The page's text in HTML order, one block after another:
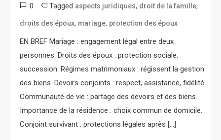
0 Tagged aspects juridiques, droit de la famille,
droits des époux, mariage, protection des époux
EN BREF Mariage : engagement légal entre deux
personnes. Droits des époux : protection sociale,
succession. Régimes matrimoniaux : régissent la gestion
des biens. Devoirs conjoints : respect, assistance, fidélité.
Communauté de vie : partage des devoirs et des biens.
Importance de la résidence : choix commun de domicile.
Conjoint survivant : protections légales après […]